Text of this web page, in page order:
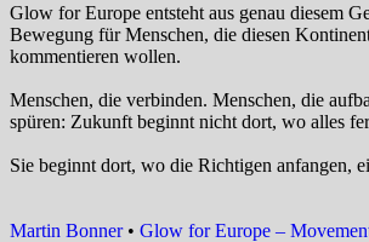
Glow for Europe entsteht aus genau diesem
Bewegung für Menschen, die diesen
kommentieren wollen.
Menschen, die verbinden. Menschen, die
spüren: Zukunft beginnt nicht dort, wo alles
Sie beginnt dort, wo die Richtigen anfangen,
Martin Bonner• Glow for Europe –